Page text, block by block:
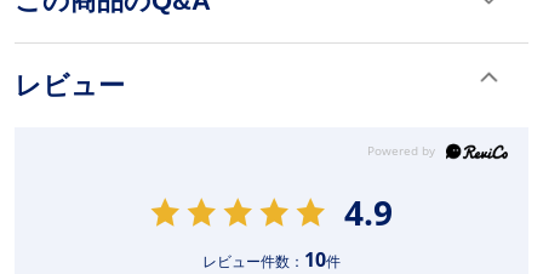
レビュー
4.9
レビュー件数： 10件